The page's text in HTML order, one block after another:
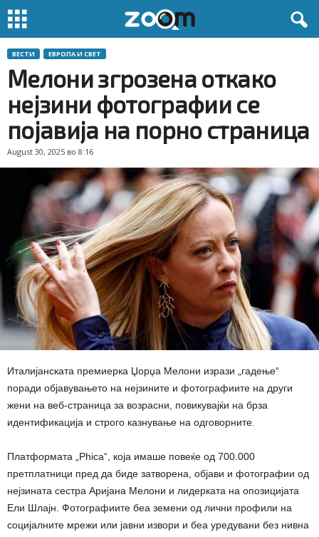
ВЕСТИ ЕВРОПА И СВЕТ
Мелони згрозена откако
нејзини фотографии се
појавија на порно страница
August 30, 2025 во 8:16
Италијанската премиерка Џорџа Мелони изрази „гадење“
поради објавувањето на нејзините и фотографиите на други
жени на веб-страница за возрасни, повикувајќи на брза
идентификација и строго казнување на одговорните.
Платформата „Phica“, која имаше повеќе од 700.000
претплатници пред да биде затворена, објави и фотографии од
нејзината сестра Аријана Мелони и лидерката на опозицијата
Ели Шлајн. Фотографиите беа земени од лични профили на
социјалните мрежи или јавни извори и беа уредувани без нивна